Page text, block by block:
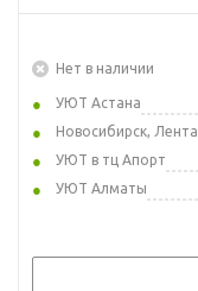
Нет в наличии
УЮТ Астана
Новосибирск, Лента
УЮТ в тц Апорт
УЮТ Алматы